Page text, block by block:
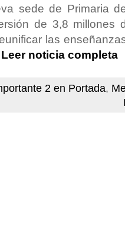
sede de Primaria
de 3,8 millones
las
Leer noticia completa
2 en Portada,